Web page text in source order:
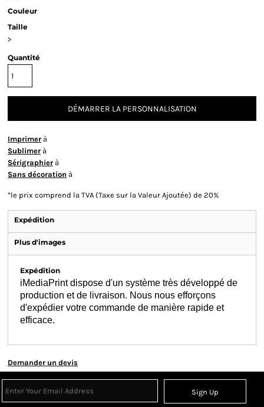
Couleur
Taille
>
Quantité
DÉMARRER LA PERSONNALISATION
Imprimer à
Sublimer à
Sérigraphier à
Sans décoration à
*le prix comprend la TVA (Taxe sur la Valeur Ajoutée) de 20%
Expédition
Plus d'images
Expédition
iMediaPrint dispose d'un système très développé de
production et de livraison. Nous nous efforçons
d'expédier votre commande de manière rapide et
efficace.
Demander un devis
Sign Up